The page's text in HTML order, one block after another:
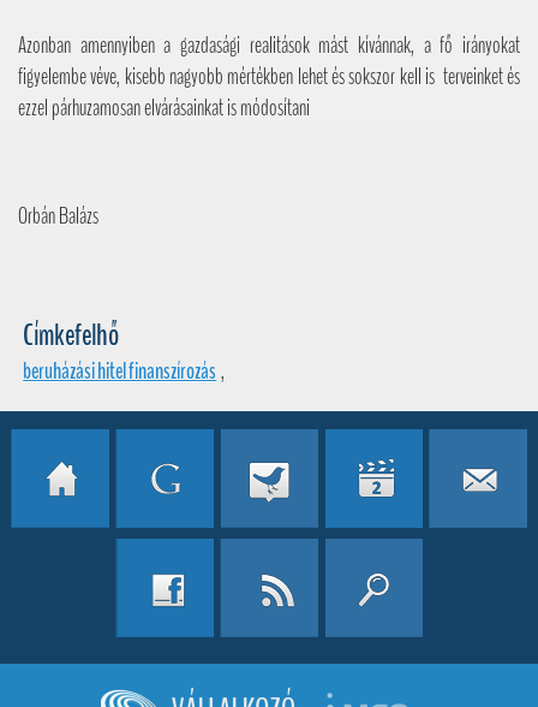
Azonban amennyiben a gazdasági realitások mást kívánnak, a fő irányokat
figyelembe véve, kisebb nagyobb mértékben lehet és sokszor kell is terveinket és
ezzel párhuzamosan elvárásainkat is módosítani
Orbán Balázs
Címkefelhő
beruházási hitel finanszírozás,